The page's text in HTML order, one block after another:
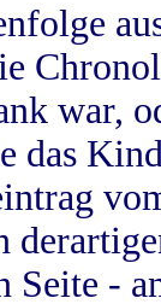
war,
das
Seite -